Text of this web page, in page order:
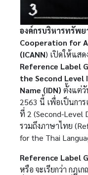
องค์กรบริหารทรัพย
Cooperation for
(ICANN) เปิดให้แสด
Reference Label
the Second
Name (IDN) ตั้งแต่วั
2563 นี้ เพื่อเป็นกา
ที่ 2 (Second-Level
รวมถึงภาษาไทย
for the Thai
Reference Label
หรือ จะเรียกว่า กฎเ